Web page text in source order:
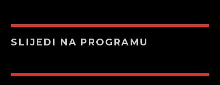
SLIJEDI NA PROGRAMU